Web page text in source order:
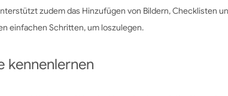
zudem das Hinzufügen von Bildern, Checklisten
einfachen Schritten, um loszulegen.
kennenlernen